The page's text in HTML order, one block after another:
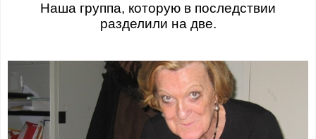
Наша группа, которую в последствии
разделили на две.